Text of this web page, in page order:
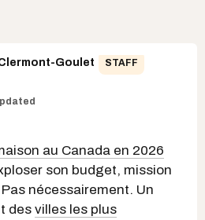
Goulet STAFF
au Canada en 2026
son budget, mission
nécessairement. Un
des villes les plus